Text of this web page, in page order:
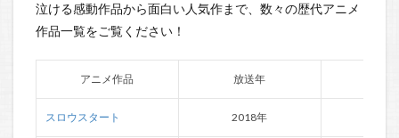
泣ける感動作品から面白い人気作まで、数々の歴代アニメ
作品一覧をご覧ください！
アニメ作品 放送年
スロウスタート 2018年